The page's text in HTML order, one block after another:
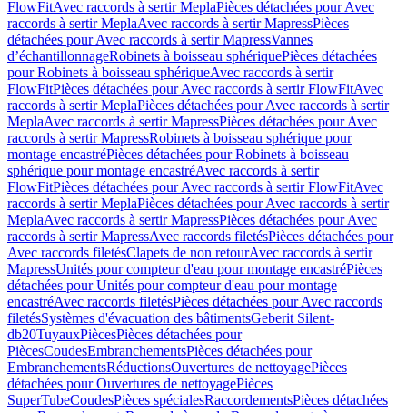
FlowFitAvec raccords à sertir MeplaPièces détachées pour Avec
raccords à sertir MeplaAvec raccords à sertir MapressPièces
détachées pour Avec raccords à sertir MapressVannes
d’échantillonnageRobinets à boisseau sphériquePièces détachées
pour Robinets à boisseau sphériqueAvec raccords à sertir
FlowFitPièces détachées pour Avec raccords à sertir FlowFitAvec
raccords à sertir MeplaPièces détachées pour Avec raccords à sertir
MeplaAvec raccords à sertir MapressPièces détachées pour Avec
raccords à sertir MapressRobinets à boisseau sphérique pour
montage encastréPièces détachées pour Robinets à boisseau
sphérique pour montage encastréAvec raccords à sertir
FlowFitPièces détachées pour Avec raccords à sertir FlowFitAvec
raccords à sertir MeplaPièces détachées pour Avec raccords à sertir
MeplaAvec raccords à sertir MapressPièces détachées pour Avec
raccords à sertir MapressAvec raccords filetésPièces détachées pour
Avec raccords filetésClapets de non retourAvec raccords à sertir
MapressUnités pour compteur d'eau pour montage encastréPièces
détachées pour Unités pour compteur d'eau pour montage
encastréAvec raccords filetésPièces détachées pour Avec raccords
filetésSystèmes d'évacuation des bâtimentsGeberit Silent-
db20TuyauxPiècesPièces détachées pour
PiècesCoudesEmbranchementsPièces détachées pour
EmbranchementsRéductionsOuvertures de nettoyagePièces
détachées pour Ouvertures de nettoyagePièces
SuperTubeCoudesPièces spécialesRaccordementsPièces détachées